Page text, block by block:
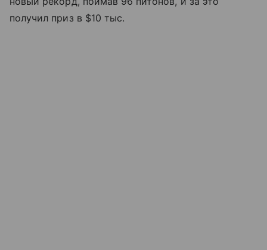
получил приз в $10 тыс.